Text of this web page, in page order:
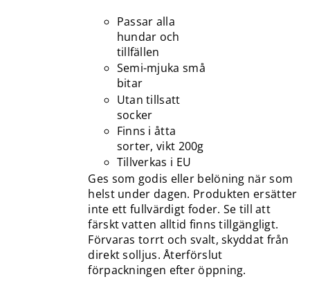
Passar alla
hundar och
tillfällen
Semi-mjuka små
bitar
Utan tillsatt
socker
Finns i åtta
sorter, vikt 200g
Tillverkas i EU
Ges som godis eller belöning när som
helst under dagen. Produkten ersätter
inte ett fullvärdigt foder. Se till att
färskt vatten alltid finns tillgängligt.
Förvaras torrt och svalt, skyddat från
direkt solljus. Återförslut
förpackningen efter öppning.